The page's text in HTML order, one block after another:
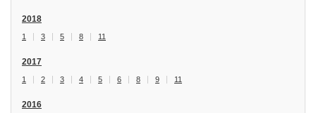
2018
1 3 5 8 11
2017
1 2 3 4 5 6 8 9 11
2016